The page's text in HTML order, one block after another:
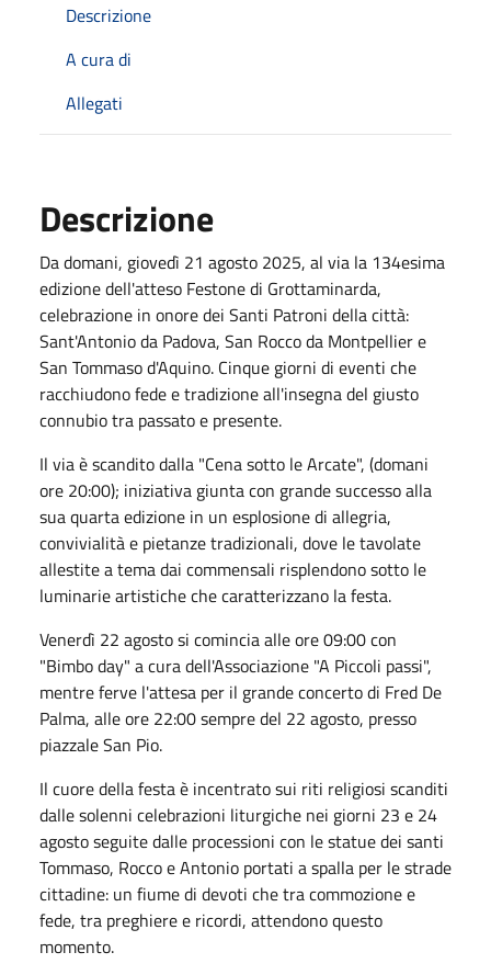
Descrizione
A cura di
Allegati
Descrizione
Da domani, giovedì 21 agosto 2025, al via la 134esima
edizione dell'atteso Festone di Grottaminarda,
celebrazione in onore dei Santi Patroni della città:
Sant'Antonio da Padova, San Rocco da Montpellier e
San Tommaso d'Aquino. Cinque giorni di eventi che
racchiudono fede e tradizione all'insegna del giusto
connubio tra passato e presente.
Il via è scandito dalla "Cena sotto le Arcate", (domani
ore 20:00); iniziativa giunta con grande successo alla
sua quarta edizione in un esplosione di allegria,
convivialità e pietanze tradizionali, dove le tavolate
allestite a tema dai commensali risplendono sotto le
luminarie artistiche che caratterizzano la festa.
Venerdì 22 agosto si comincia alle ore 09:00 con
"Bimbo day" a cura dell'Associazione "A Piccoli passi",
mentre ferve l'attesa per il grande concerto di Fred De
Palma, alle ore 22:00 sempre del 22 agosto, presso
piazzale San Pio.
Il cuore della festa è incentrato sui riti religiosi scanditi
dalle solenni celebrazioni liturgiche nei giorni 23 e 24
agosto seguite dalle processioni con le statue dei santi
Tommaso, Rocco e Antonio portati a spalla per le strade
cittadine: un fiume di devoti che tra commozione e
fede, tra preghiere e ricordi, attendono questo
momento.